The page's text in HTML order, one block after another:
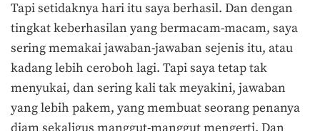
Tapi setidaknya hari itu saya berhasil. Dan dengan
tingkat keberhasilan yang bermacam-macam, saya
sering memakai jawaban-jawaban sejenis itu, atau
kadang lebih ceroboh lagi. Tapi saya tetap tak
menyukai, dan sering kali tak meyakini, jawaban
yang lebih pakem, yang membuat seorang penanya